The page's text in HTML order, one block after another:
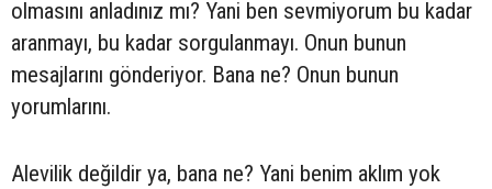
olmasını anladınız mı? Yani ben sevmiyorum bu kadar
aranmayı, bu kadar sorgulanmayı. Onun bunun
mesajlarını gönderiyor. Bana ne? Onun bunun
yorumlarını.
Alevilik değildir ya, bana ne? Yani benim aklım yok